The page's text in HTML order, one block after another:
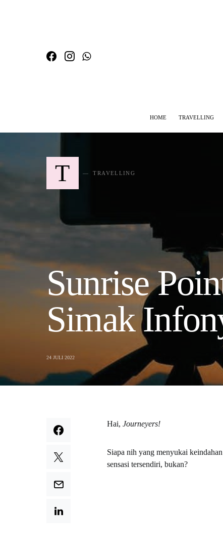
HOME TRAVELLING
T TRAVELLING
Sunrise
Simak
24 JULI 2022
Hai, Journeyers!
Siapa nih yang menyukai
sensasi tersendiri, bukan?